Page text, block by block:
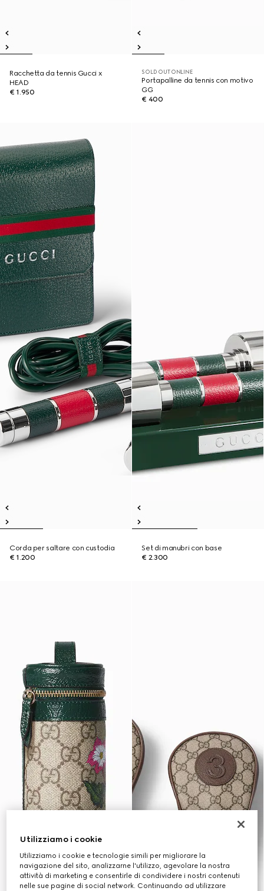
Racchetta da tennis Gucci x
HEAD
€ 1.950
SOLD OUT ONLINE
Portapalline da tennis con motivo
GG
€ 400
Corda per saltare con custodia
€ 1.200
Set di manubri con base
€ 2.300
Utilizziamo i cookie
Utilizziamo i cookie e tecnologie simili per migliorare la
navigazione del sito, analizzarne l'utilizzo, agevolare la nostra
attività di marketing e consentirle di condividere i nostri contenuti
nelle sue pagine di social network. Continuando ad utilizzare